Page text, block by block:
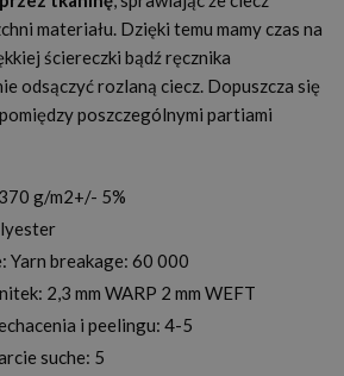
materiału. Dzięki temu mamy czas na
ściereczki bądź ręcznika
odsączyć rozlaną ciecz. Dopuszcza się
poszczególnymi partiami
g/m2+/- 5%
Yarn breakage: 60 000
2,3 mm WARP 2 mm WEFT
i peelingu: 4-5
suche: 5